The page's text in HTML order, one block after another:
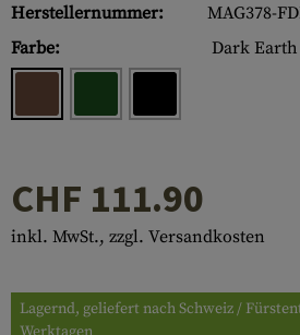
Herstellernummer:
MAG378-
Farbe:
Dark Earth
CHF 111.90
inkl. MwSt., zzgl. Versandkosten
Lagernd, geliefert nach Schweiz /